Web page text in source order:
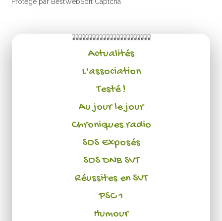
Actualités
L'association
Testé !
Au jour le jour
Chroniques radio
SOS Exposés
SOS DNB SVT
Réussites en SVT
PSC 1
Humour